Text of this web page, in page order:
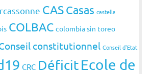
CASCasas castella
COLBAC colombia sin toreo
constitutionnel Conseil d'Etat
CRC DéficitEcole de